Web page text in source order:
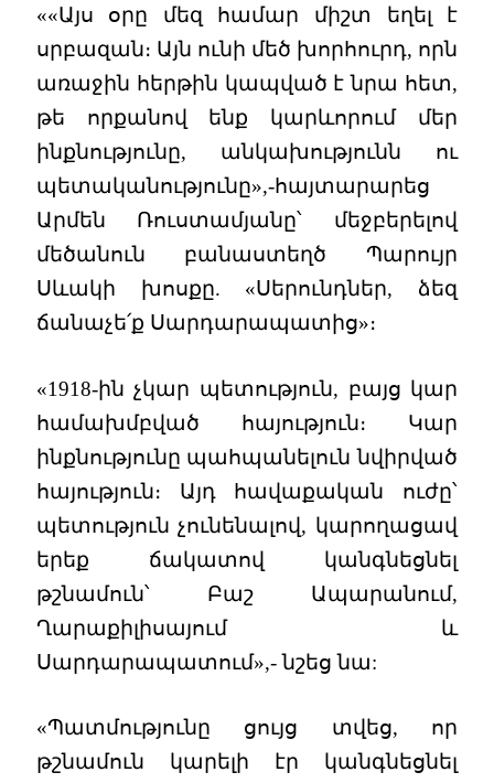
««Այս օրը մեզ համար միշտ եղել է
սրբազան։ Այն ունի մեծ խորհուրդ, որն
առաջին հերթին կապված է նրա հետ,
թե որքանով ենք կարևորում մեր
ինքնությունը, անկախությունն ու
պետականությունը»,-հայտարարեց
Արմեն Ռուստամյանը՝ մեջբերելով
մեծանուն բանաստեղծ Պարույր
Սևակի խոսքը. «Սերունդներ, ձեզ
ճանաչե՛ք Սարդարապատից»։
«1918-ին չկար պետություն, բայց կար
համախմբված հայություն։ Կար
ինքնությունը պահպանելուն նվիրված
հայություն։ Այդ հավաքական ուժը՝
պետություն չունենալով, կարողացավ
երեք ճակատով կանգնեցնել
թշնամուն՝ Բաշ Ապարանում,
Ղարաքիլիսայում և
Սարդարապատում»,- նշեց նա:
«Պատմությունը ցույց տվեց, որ
թշնամուն կարելի էր կանգնեցնել